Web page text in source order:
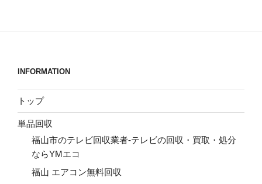
INFORMATION
トップ
単品回収
福山市のテレビ回収業者-テレビの回収・買取・処分
ならYMエコ
福山 エアコン無料回収